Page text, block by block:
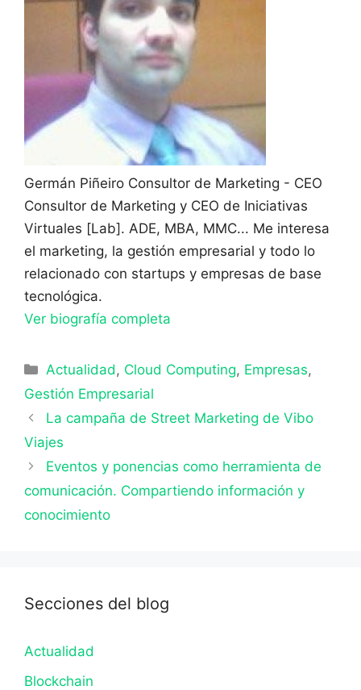
Germán Piñeiro Consultor de Marketing - CEO
Consultor de Marketing y CEO de Iniciativas
Virtuales [Lab]. ADE, MBA, MMC... Me interesa
el marketing, la gestión empresarial y todo lo
relacionado con startups y empresas de base
tecnológica.
Ver biografía completa
Categorías
Actualidad, Cloud Computing, Empresas,
Gestión Empresarial
La campaña de Street Marketing de Vibo
Viajes
Eventos y ponencias como herramienta de
comunicación. Compartiendo información y
conocimiento
Secciones del blog
Actualidad
Blockchain